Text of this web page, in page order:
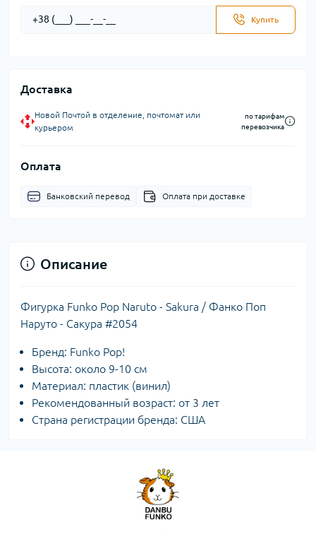
Купить
Доставка
Новой Почтой в отделение, почтомат или
курьером
по тарифам
перевозчика
Оплата
Банковский перевод Оплата при доставке
Описание
Фигурка Funko Pop Naruto - Sakura / Фанко Поп
Наруто - Сакура #2054
Бренд: Funko Pop!
Высота: около 9-10 см
Материал: пластик (винил)
Рекомендованный возраст: от 3 лет
Страна регистрации бренда: США